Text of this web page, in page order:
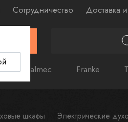
Сотрудничество Доставка
Falmec Franke
шкафы Электрические